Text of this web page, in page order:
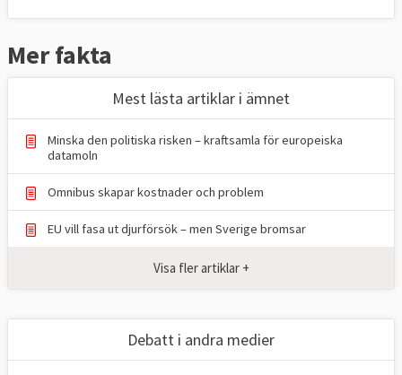
Skicka text och bild till:
red@europaportalen.se
Mer fakta
Mest lästa artiklar i ämnet
Minska den politiska risken – kraftsamla för europeiska
datamoln
Omnibus skapar kostnader och problem
EU vill fasa ut djurförsök – men Sverige bromsar
Visa fler artiklar +
Debatt i andra medier